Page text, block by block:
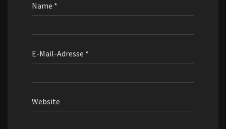
Name *
E-Mail-Adresse *
Website